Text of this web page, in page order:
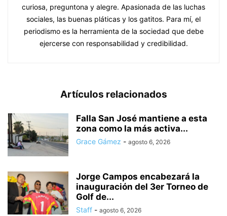
curiosa, preguntona y alegre. Apasionada de las luchas
sociales, las buenas pláticas y los gatitos. Para mí, el
periodismo es la herramienta de la sociedad que debe
ejercerse con responsabilidad y credibilidad.
Artículos relacionados
Falla San José mantiene a esta
zona como la más activa...
Grace Gámez - agosto 6, 2026
Jorge Campos encabezará la
inauguración del 3er Torneo de
Golf de...
Staff - agosto 6, 2026